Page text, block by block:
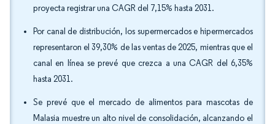
proyecta registrar una CAGR del 7,15% hasta 2031.
Por canal de distribución, los supermercados e hipermercados
representaron el 39,30% de las ventas de 2025, mientras que el
canal en línea se prevé que crezca a una CAGR del 6,35%
hasta 2031.
Se prevé que el mercado de alimentos para mascotas de
Malasia muestre un alto nivel de consolidación, alcanzando el